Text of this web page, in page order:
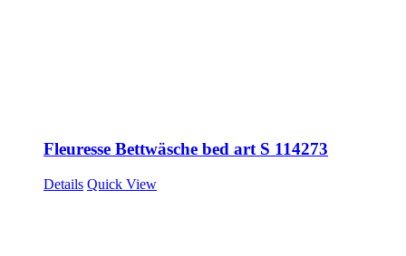
Fleuresse Bettwäsche bed art S 114273
Details Quick View